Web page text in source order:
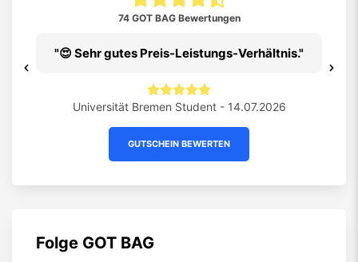
74 GOT BAG Bewertungen
😍 Sehr gutes Preis-Leistungs-Verhältnis.
Universität Bremen Student - 14.07.2026
GUTSCHEIN BEWERTEN
Folge GOT BAG